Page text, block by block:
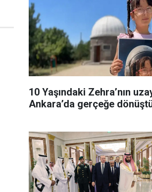
10 Yaşındaki Zehra’nın
Ankara’da gerçeğe